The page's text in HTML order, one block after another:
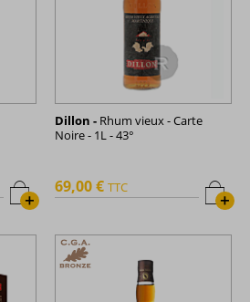
+
Dillon - Rhum vieux - Carte
Noire - 1L - 43°
+
69,00 € TTC